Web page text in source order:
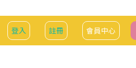
登入 註冊 會員中心
會員中心
聯絡我們